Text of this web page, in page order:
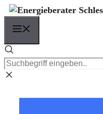
Zum
Inhalt
springen